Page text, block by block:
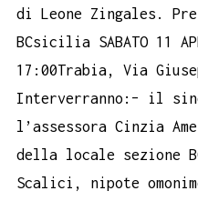
di Leone Zingales.
BCsicilia SABATO 11
17:00Trabia, Via
Interverranno:– il
l’assessora Cinzia
della locale sezione
Scalici, nipote